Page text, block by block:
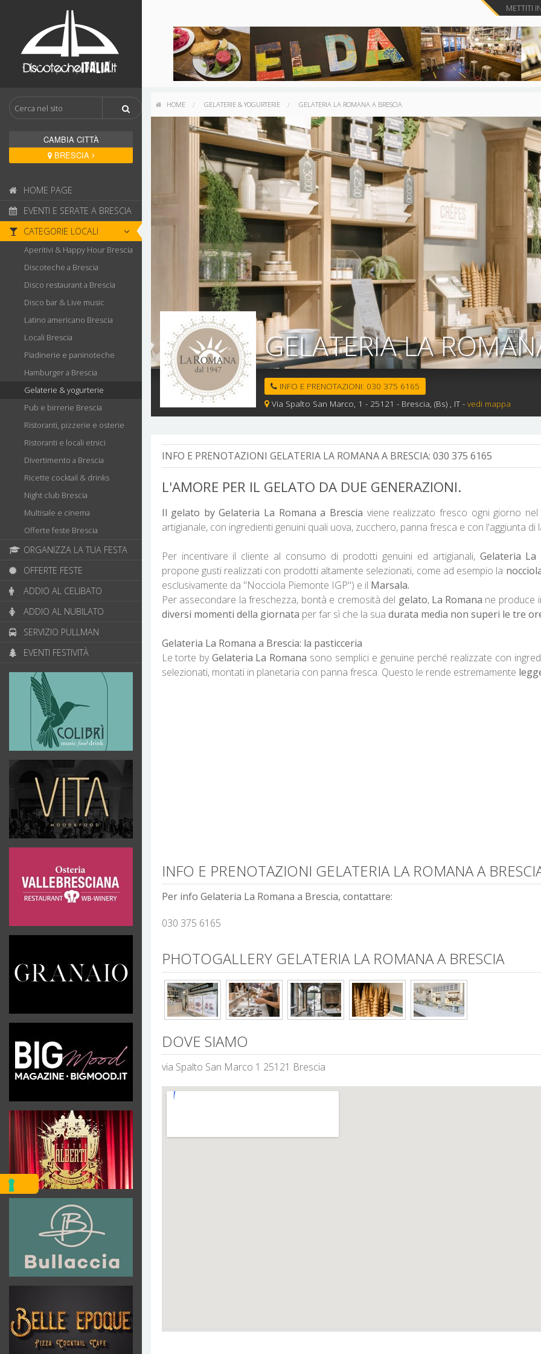
CAMBIA CITTÀ
BRESCIA
HOME PAGE
EVENTI E SERATE A BRESCIA
CATEGORIE LOCALI
Aperitivi & Happy Hour Brescia
Discoteche a Brescia
Disco restaurant a Brescia
Disco bar & Live music
Latino americano Brescia
Locali Brescia
Piadinerie e paninoteche
Hamburger a Brescia
Gelaterie & yogurterie
Pub e birrerie Brescia
Ristoranti, pizzerie e osterie
Ristoranti e locali etnici
Divertimento a Brescia
Ricette cocktail & drinks
Night club Brescia
Multisale e cinema
Offerte feste Brescia
ORGANIZZA LA TUA FESTA
OFFERTE FESTE
ADDIO AL CELIBATO
ADDIO AL NUBILATO
SERVIZIO PULLMAN
EVENTI FESTIVITÀ
METTITI
HOME GELATERIE & YOGURTERIE GELATERIA LA ROMANA A BRESCIA
GELATERIA LA
INFO E PRENOTAZIONI: 030 375 6165
Via Spalto San Marco, 1 - 25121 - Brescia, (Bs) , IT - vedi mappa
INFO E PRENOTAZIONI GELATERIA LA ROMANA A BRESCIA: 030 375 6165
L'AMORE PER IL GELATO DA DUE GENERAZIONI.
Il gelato by Gelateria La Romana a Brescia viene realizzato fresco ogni giorno
artigianale, con ingredienti genuini quali uova, zucchero, panna fresca e con l'aggiunta di
Per incentivare il cliente al consumo di prodotti genuini ed artigianali, Gelateria La
propone gusti realizzati con prodotti altamente selezionati, come ad esempio la
esclusivamente da "Nocciola Piemonte IGP") e il Marsala.
Per assecondare la freschezza, bontà e cremosità del gelato, La Romana ne produce
diversi momenti della giornata per far sì che la sua durata media non superi le tre
Gelateria La Romana a Brescia: la pasticceria
Le torte byGelateria La Romana sono semplici e genuine perché realizzate con
selezionati, montati in planetaria con panna fresca. Questo le rende estremamente
INFO E PRENOTAZIONI GELATERIA LA ROMANA A
Per info Gelateria La Romana a Brescia, contattare:
030 375 6165
PHOTOGALLERY GELATERIA LA ROMANA A BRESCIA
DOVE SIAMO
via Spalto San Marco 1 25121 Brescia